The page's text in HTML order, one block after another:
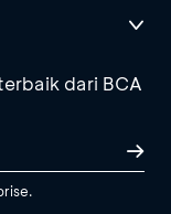
dari BCA